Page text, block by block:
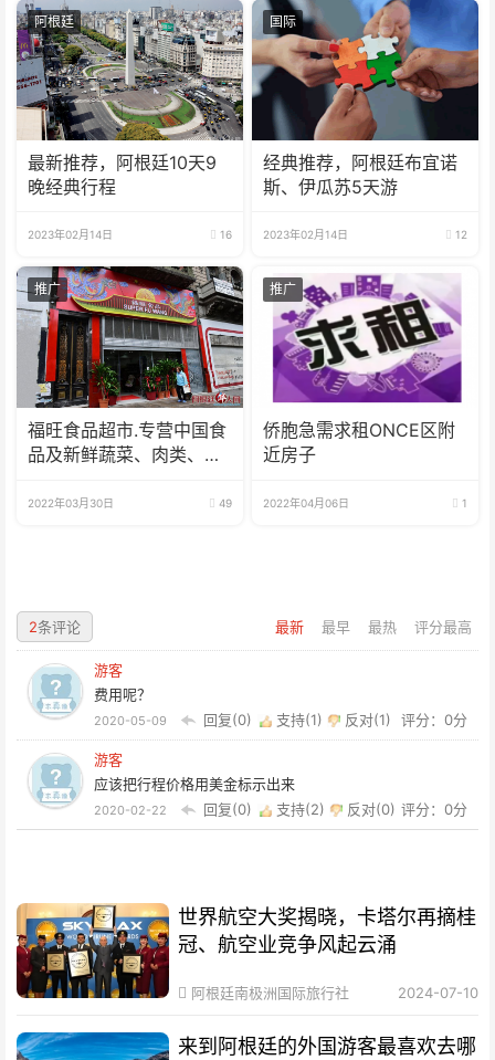
阿根廷
最新推荐，阿根廷10天9
晚经典行程
2023年02月14日 16
国际
经典推荐，阿根廷布宜诺
斯、伊瓜苏5天游
2023年02月14日 12
推广
福旺食品超市.专营中国食
品及新鲜蔬菜、肉类、
2022年03月30日 49
推广
侨胞急需求租ONCE区附
近房子
2022年04月06日 1
最新 最早 最热 评分最高
2条评论
游客
费用呢？
2020-05-09 回复(0) 支持(1) 反对(1) 评分：0分
游客
应该把行程价格用美金标示出来
2020-02-22 回复(0) 支持(2) 反对(0) 评分：0分
世界航空大奖揭晓，卡塔尔再摘桂
冠、航空业竞争风起云涌
阿根廷南极洲国际旅行社 2024-07-10
来到阿根廷的外国游客最喜欢去哪